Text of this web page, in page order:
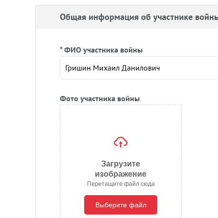
Общая информация об участнике
* ФИО участника войны
Фото участника войны
Загрузите
изображение
Перетащите файл сюда